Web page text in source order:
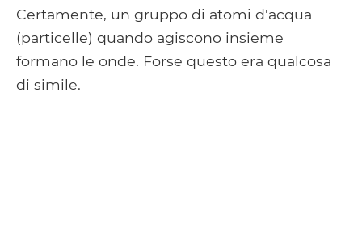
Certamente, un gruppo di atomi d'acqua
(particelle) quando agiscono insieme
formano le onde. Forse questo era qualcosa
di simile.